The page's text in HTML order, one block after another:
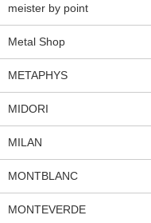
meister by point
Metal Shop
METAPHYS
MIDORI
MILAN
MONTBLANC
MONTEVERDE